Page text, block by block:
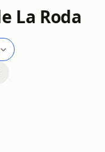
La Roda